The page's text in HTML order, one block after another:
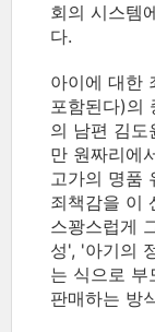
회의 시스템
다.
아이에 대한
포함된다)의
의 남편 김
만 원짜리에
고가의 명품
죄책감을 이
스꽝스럽게
성', '아기의
는 식으로 부
판매하는 방